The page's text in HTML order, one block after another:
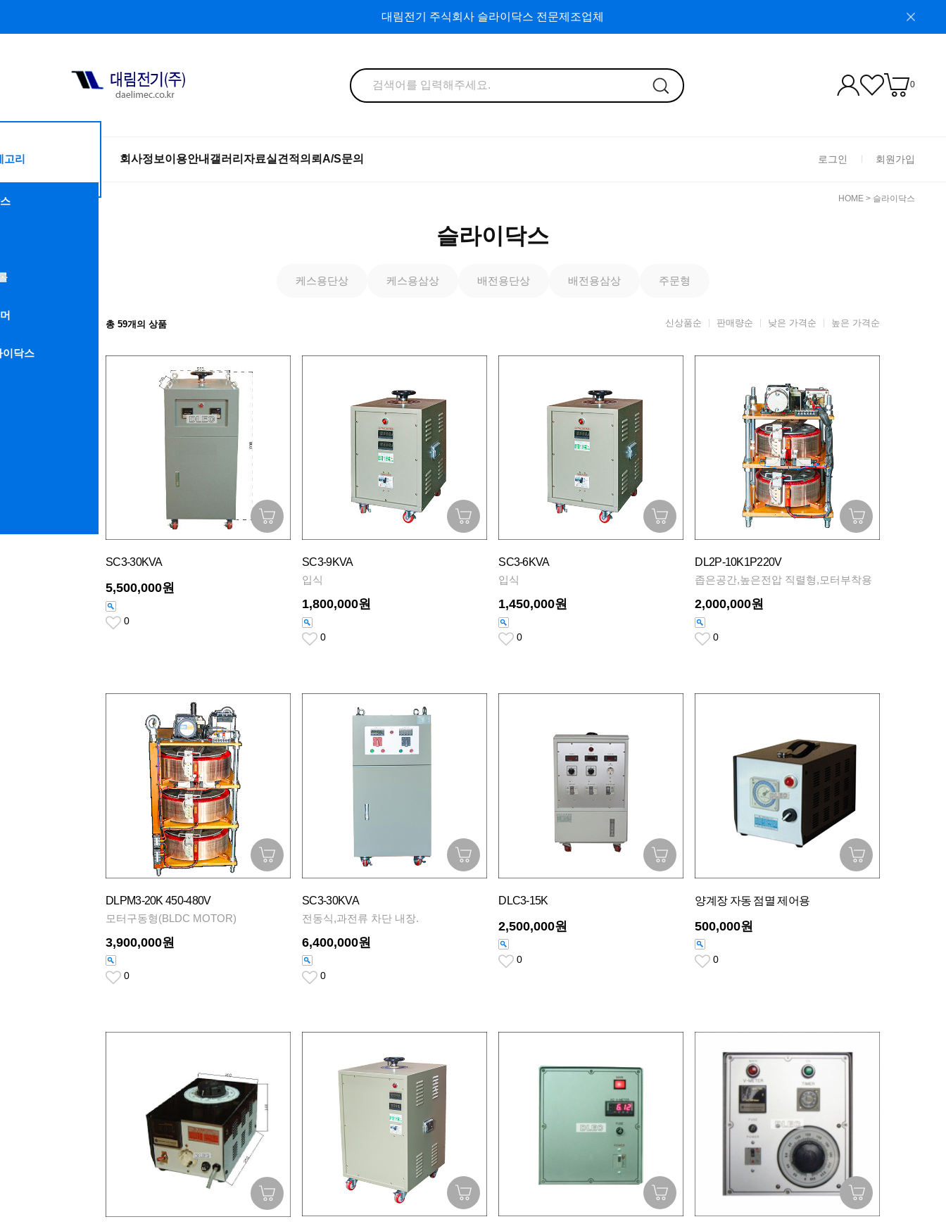
대림전기 주식회사 슬라이닥스 전문제조업체
0
고리 회사정보이용안내 갤러리 자료실 견적의뢰 A/S문의 로그인 회원가입
이닥스
HOME > 슬라이닥스
슬라이닥스
케스용단상 케스용삼상 배전용단상 배전용삼상 주문형
총 59개의 상품 신상품순 판매량순 낮은 가격순 높은 가격순
SC3-30KVA
5,500,000원
0
SC3-9KVA
입식
1,800,000원
0
SC3-6KVA
입식
1,450,000원
0
DL2P-10K1P220V
좁은공간,높은전압 직렬형,모터부착용
2,000,000원
0
DLPM3-20K 450-480V
모터구동형(BLDC MOTOR)
3,900,000원
0
SC3-30KVA
전동식,과전류 차단 내장.
6,400,000원
0
DLC3-15K
2,500,000원
0
양계장 자동 점멸 제어용
500,000원
0